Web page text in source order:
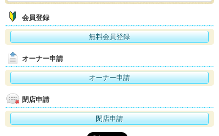
会員登録
無料会員登録
オーナー申請
オーナー申請
閉店申請
閉店申請